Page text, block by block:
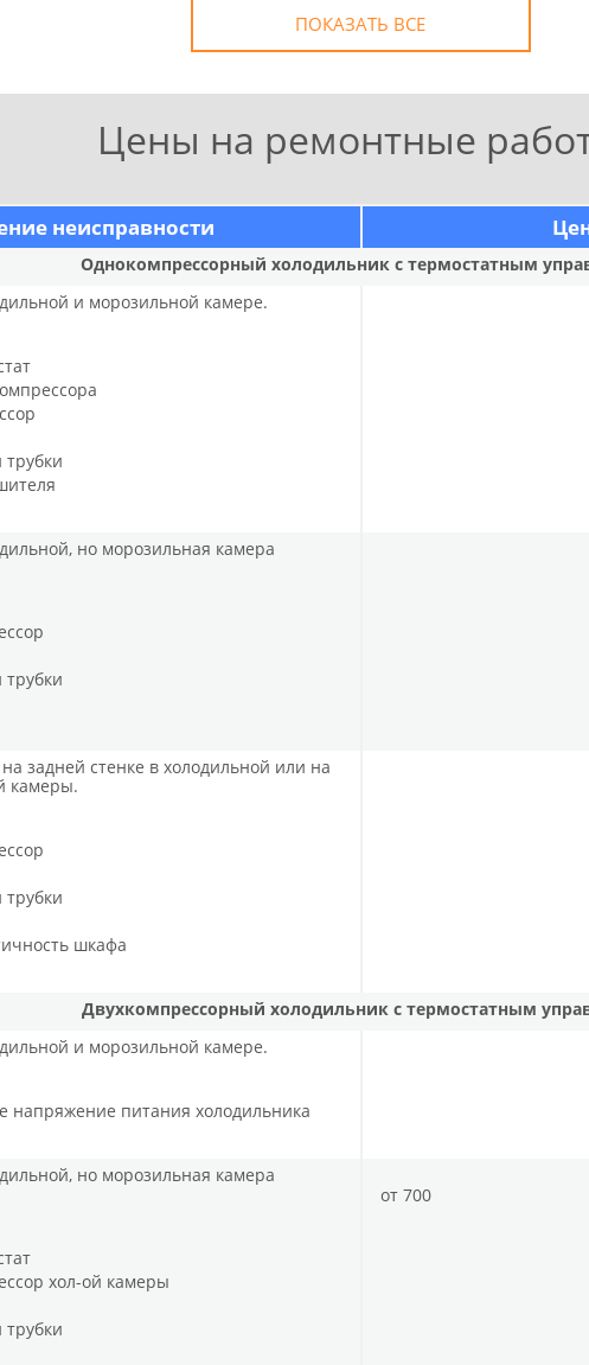
ПОКАЗАТЬ ВСЕ
Цены на ремонтные
неисправности
Однокомпрессорный холодильник с термостатным
и морозильной камере.
но морозильная камера
задней стенке в холодильной или на
камеры.
шкафа
Двухкомпрессорный холодильник с термостатным
и морозильной камере.
напряжение питания холодильника
но морозильная камера
хол-ой камеры
от 700